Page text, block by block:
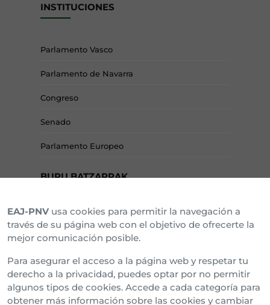
INSTITUCIONES
Parlamento Vasco
Parlamento de Navarra
Congreso
Senado
Parlamento Europeo
BURU BATZARRAK
Araba Buru Batzar
Bizkai Buru Batzar
Gipuzko Buru Batzar
Ipar Buru Batzar
EAJ-PNV usa cookies para permitir la navegación a
través de su página web con el objetivo de ofrecerte la
mejor comunicación posible.
Para asegurar el acceso a la página web y respetar tu
derecho a la privacidad, puedes optar por no permitir
algunos tipos de cookies. Accede a cada categoría para
obtener más información sobre las cookies y cambiar